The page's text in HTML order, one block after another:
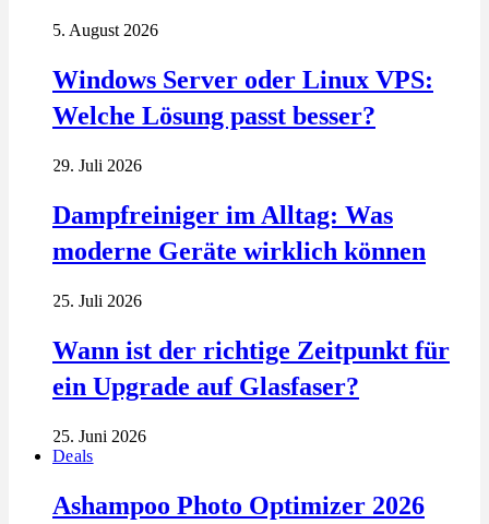
5. August 2026
Windows Server oder Linux VPS:
Welche Lösung passt besser?
29. Juli 2026
Dampfreiniger im Alltag: Was
moderne Geräte wirklich können
25. Juli 2026
Wann ist der richtige Zeitpunkt für
ein Upgrade auf Glasfaser?
25. Juni 2026
Deals
Ashampoo Photo Optimizer 2026